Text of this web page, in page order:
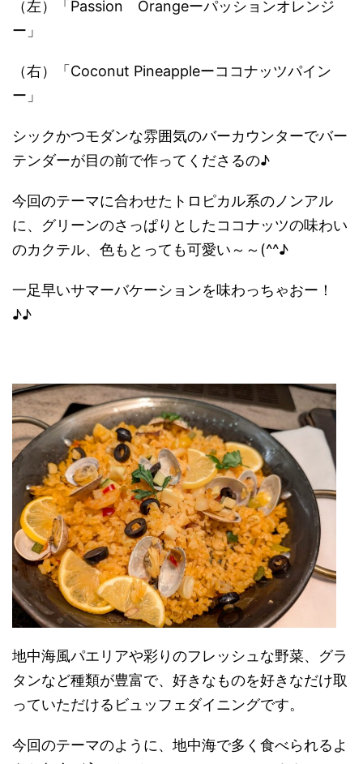
（左）「Passion Orangeーパッションオレンジ
ー」
（右）「Coconut Pineappleーココナッツパイン
ー」
シックかつモダンな雰囲気のバーカウンターでバー
テンダーが目の前で作ってくださるの♪
今回のテーマに合わせたトロピカル系のノンアル
に、グリーンのさっぱりとしたココナッツの味わい
のカクテル、色もとっても可愛い～～(^^♪
一足早いサマーバケーションを味わっちゃおー！
♪♪
地中海風パエリアや彩りのフレッシュな野菜、グラ
タンなど種類が豊富で、好きなものを好きなだけ取
っていただけるビュッフェダイニングです。
今回のテーマのように、地中海で多く食べられるよ